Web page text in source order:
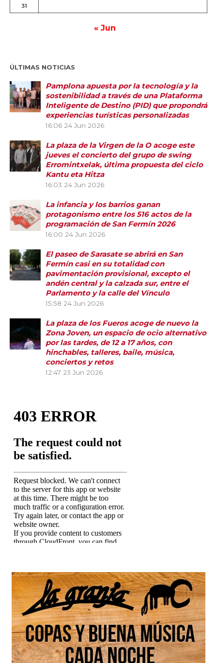
31
« Jun
ÚLTIMAS NOTICIAS
Pamplona apuesta por la tecnología y la
sostenibilidad a través de una Plataforma
Inteligente de Destino (PID) que propondrá
experiencias turísticas personalizadas
16:06 24 Jun 2026
La plaza de la Virgen de la O acoge este
jueves el concierto del grupo de swing
Erromintxelak, última propuesta del ciclo
Kantu eta Hitza
16:03 24 Jun 2026
La infancia y los barrios ganan
protagonismo entre los 516 actos de la
programación de San Fermín 2026
16:00 24 Jun 2026
El paseo de Sarasate se abrirá en San
Fermín casi en su totalidad con
pavimentación provisional, excepto el
andén central y la calzada sur, entre el
Parlamento y la calle del Vínculo
15:58 24 Jun 2026
La plaza de los Fueros acoge de nuevo la
Zona Joven, un espacio de ocio alternativo
por las tardes, de 12 a 17 años, con
hinchables, talleres, baile, música,
conciertos y retos
12:47 23 Jun 2026